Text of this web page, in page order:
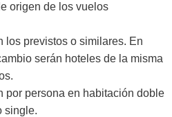
origen de los vuelos
los previstos o similares. En
serán hoteles de la misma
por persona en habitación doble
single.